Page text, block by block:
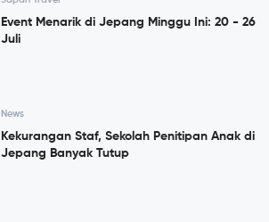
Event Menarik di Jepang Minggu Ini: 20 - 26
Juli
News
Kekurangan Staf, Sekolah Penitipan Anak di
Jepang Banyak Tutup